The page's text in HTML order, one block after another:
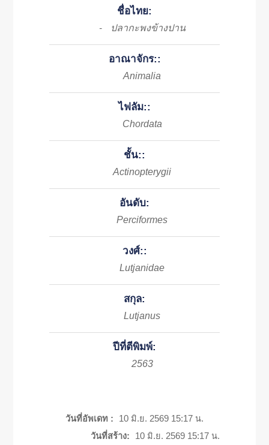
ชื่อไทย:
- ปลากะพงข้างปาน
อาณาจักร::
Animalia
ไฟลัม::
Chordata
ชั้น::
Actinopterygii
อันดับ:
Perciformes
วงศ์::
Lutjanidae
สกุล:
Lutjanus
ปีที่ตีพิมพ์:
2563
วันที่อัพเดท :
10 มิ.ย. 2569 15:17 น.
วันที่สร้าง:
10 มิ.ย. 2569 15:17 น.